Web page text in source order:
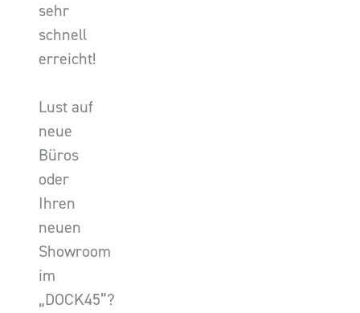
sehr
schnell
erreicht!
Lust auf
neue
Büros
oder
Ihren
neuen
Showroom
im
„DOCK45”?